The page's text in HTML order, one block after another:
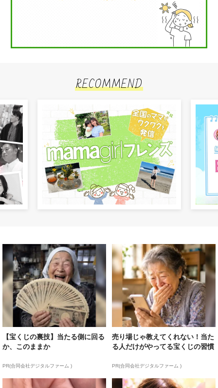
RECOMMEND
【宝くじの裏技】当たる側に回る
か、このままか
PR(合同会社デジタルファーム )
売り場じゃ教えてくれない！当た
る人だけがやってる宝くじの習慣
PR(合同会社デジタルファーム )